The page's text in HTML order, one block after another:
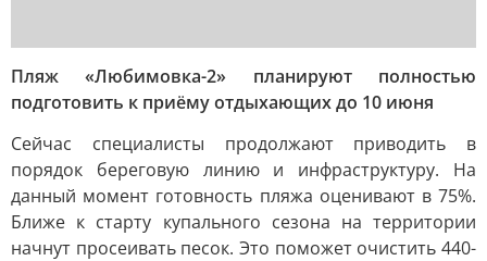
Пляж «Любимовка-2» планируют полностью
подготовить к приёму отдыхающих до 10 июня
Сейчас специалисты продолжают приводить в
порядок береговую линию и инфраструктуру. На
данный момент готовность пляжа оценивают в 75%.
Ближе к старту купального сезона на территории
начнут просеивать песок. Это поможет очистить 440-